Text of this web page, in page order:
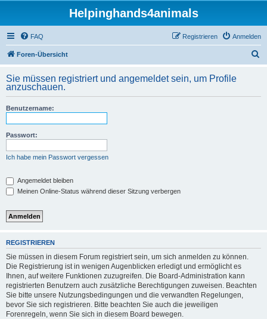
Helpinghands4animals
FAQ Anmelden
Registrieren
Foren-Übersicht
h
Sie müssen registriert und angemeldet sein, um Profile
anzuschauen.
Benutzername:
Passwort:
Ich habe mein Passwort vergessen
Angemeldet bleiben
Meinen Online-Status während dieser Sitzung verbergen
REGISTRIEREN
Sie müssen in diesem Forum registriert sein, um sich anmelden zu können.
Die Registrierung ist in wenigen Augenblicken erledigt und ermöglicht es
Ihnen, auf weitere Funktionen zuzugreifen. Die Board-Administration kann
registrierten Benutzern auch zusätzliche Berechtigungen zuweisen. Beachten
Sie bitte unsere Nutzungsbedingungen und die verwandten Regelungen,
bevor Sie sich registrieren. Bitte beachten Sie auch die jeweiligen
Forenregeln, wenn Sie sich in diesem Board bewegen.